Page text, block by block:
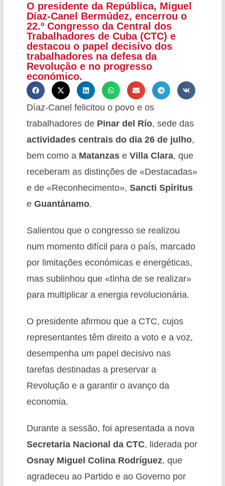
O presidente da República, Miguel
Díaz-Canel Bermúdez, encerrou o
22.º Congresso da Central dos
Trabalhadores de Cuba (CTC) e
destacou o papel decisivo dos
trabalhadores na defesa da
Revolução e no progresso
económico.
Díaz-Canel felicitou o povo e os
trabalhadores de Pinar del Río, sede das
actividades centrais do dia 26 de julho,
bem como a Matanzase Villa Clara, que
receberam as distinções de «Destacadas»
e de «Reconhecimento», Sancti Spíritus
e Guantánamo.
Salientou que o congresso se realizou
num momento difícil para o país, marcado
por limitações económicas e energéticas,
mas sublinhou que «tinha de se realizar»
para multiplicar a energia revolucionária.
O presidente afirmou que a CTC, cujos
representantes têm direito a voto e a voz,
desempenha um papel decisivo nas
tarefas destinadas a preservar a
Revolução e a garantir o avanço da
economia.
Durante a sessão, foi apresentada a nova
Secretaria Nacional da CTC, liderada por
Osnay Miguel Colina Rodríguez, que
agradeceu ao Partido e ao Governo por